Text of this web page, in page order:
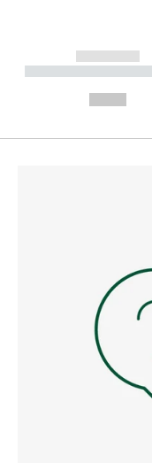
------------
----------- -----------